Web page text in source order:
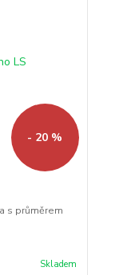
- 20 %
s průměrem
Skladem